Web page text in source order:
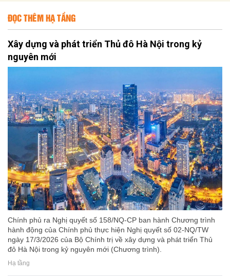
ĐỌC THÊM HẠ TẦNG
Xây dựng và phát triển Thủ đô Hà Nội trong kỷ
nguyên mới
Chính phủ ra Nghị quyết số 158/NQ-CP ban hành Chương trình
hành động của Chính phủ thực hiện Nghị quyết số 02-NQ/TW
ngày 17/3/2026 của Bộ Chính trị về xây dựng và phát triển Thủ
đô Hà Nội trong kỷ nguyên mới (Chương trình).
Hạ tầng